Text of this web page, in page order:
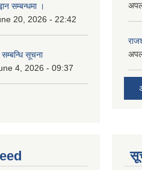
सम्बन्धमा ।
20, 2026 - 22:42
सूचना
4, 2026 - 09:37